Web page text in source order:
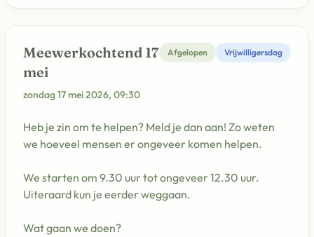
Meewerkochtend 17
mei
zondag 17 mei 2026, 09:30
Afgelopen Vrijwilligersdag
Heb je zin om te helpen? Meld je dan aan! Zo weten
we hoeveel mensen er ongeveer komen helpen.
We starten om 9.30 uur tot ongeveer 12.30 uur.
Uiteraard kun je eerder weggaan.
Wat gaan we doen?